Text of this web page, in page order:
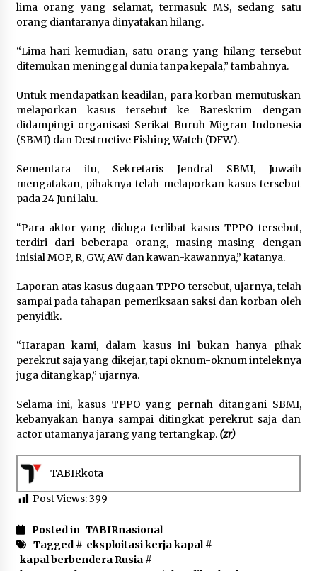
lima orang yang selamat, termasuk MS, sedang satu
orang diantaranya dinyatakan hilang.
“Lima hari kemudian, satu orang yang hilang tersebut
ditemukan meninggal dunia tanpa kepala,” tambahnya.
Untuk mendapatkan keadilan, para korban memutuskan
melaporkan kasus tersebut ke Bareskrim dengan
didampingi organisasi Serikat Buruh Migran Indonesia
(SBMI) dan Destructive Fishing Watch (DFW).
Sementara itu, Sekretaris Jendral SBMI, Juwaih
mengatakan, pihaknya telah melaporkan kasus tersebut
pada 24 Juni lalu.
“Para aktor yang diduga terlibat kasus TPPO tersebut,
terdiri dari beberapa orang, masing-masing dengan
inisial MOP, R, GW, AW dan kawan-kawannya,” katanya.
Laporan atas kasus dugaan TPPO tersebut, ujarnya, telah
sampai pada tahapan pemeriksaan saksi dan korban oleh
penyidik.
“Harapan kami, dalam kasus ini bukan hanya pihak
perekrut saja yang dikejar, tapi oknum-oknum inteleknya
juga ditangkap,” ujarnya.
Selama ini, kasus TPPO yang pernah ditangani SBMI,
kebanyakan hanya sampai ditingkat perekrut saja dan
actor utamanya jarang yang tertangkap. (zr)
TABIRkota
Post Views:399
Posted in TABIRnasional
Tagged # eksploitasi kerja kapal#
kapal berbendera Rusia#